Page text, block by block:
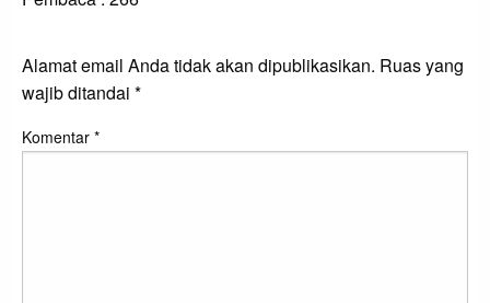
Alamat email Anda tidak akan dipublikasikan. Ruas yang
wajib ditandai *
Komentar *